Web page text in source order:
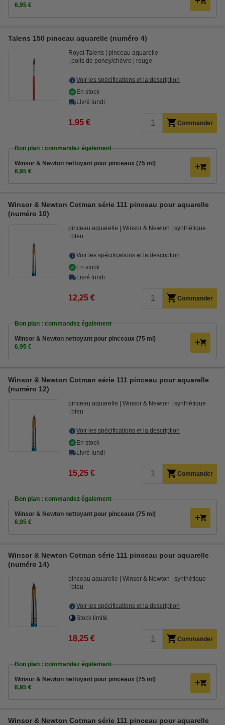
6,95 €
Talens 150 pinceau aquarelle (numéro 4)
Royal Talens
pinceau aquarelle
poils de poney/chèvre
rouge
Voir les spécifications et la description
En stock
Livré lundi
1,95 € Commander
Bon plan : commandez également
Winsor & Newton nettoyant pour pinceaux (75 ml)
6,95 €
Winsor & Newton Cotman série 111 pinceau pour aquarelle
(numéro 10)
pinceau aquarelle Winsor & Newton
synthétique
bleu
Voir les spécifications et la description
En stock
Livré lundi
12,25 € Commander
Bon plan : commandez également
Winsor & Newton nettoyant pour pinceaux (75 ml)
6,95 €
Winsor & Newton Cotman série 111 pinceau pour aquarelle
(numéro 12)
pinceau aquarelle Winsor & Newton
synthétique
bleu
Voir les spécifications et la description
En stock
Livré lundi
15,25 € Commander
Bon plan : commandez également
Winsor & Newton nettoyant pour pinceaux (75 ml)
6,95 €
Winsor & Newton Cotman série 111 pinceau pour aquarelle
(numéro 14)
pinceau aquarelle Winsor & Newton
synthétique
bleu
Voir les spécifications et la description
Stock limité
18,25 € Commander
Bon plan : commandez également
Winsor & Newton nettoyant pour pinceaux (75 ml)
6,95 €
Winsor & Newton Cotman série 111 pinceau pour aquarelle